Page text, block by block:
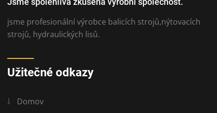
jsme profesionální výrobce balicích strojů,nýtovacích
strojů, hydraulických lisů.
Užitečné odkazy
Domov